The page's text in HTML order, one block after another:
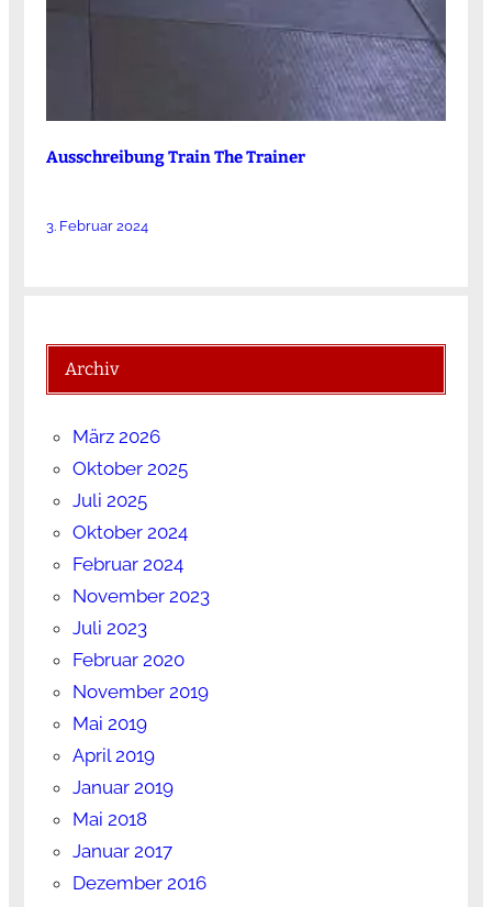
Ausschreibung Train The Trainer
3. Februar 2024
Archiv
März 2026
Oktober 2025
Juli 2025
Oktober 2024
Februar 2024
November 2023
Juli 2023
Februar 2020
November 2019
Mai 2019
April 2019
Januar 2019
Mai 2018
Januar 2017
Dezember 2016